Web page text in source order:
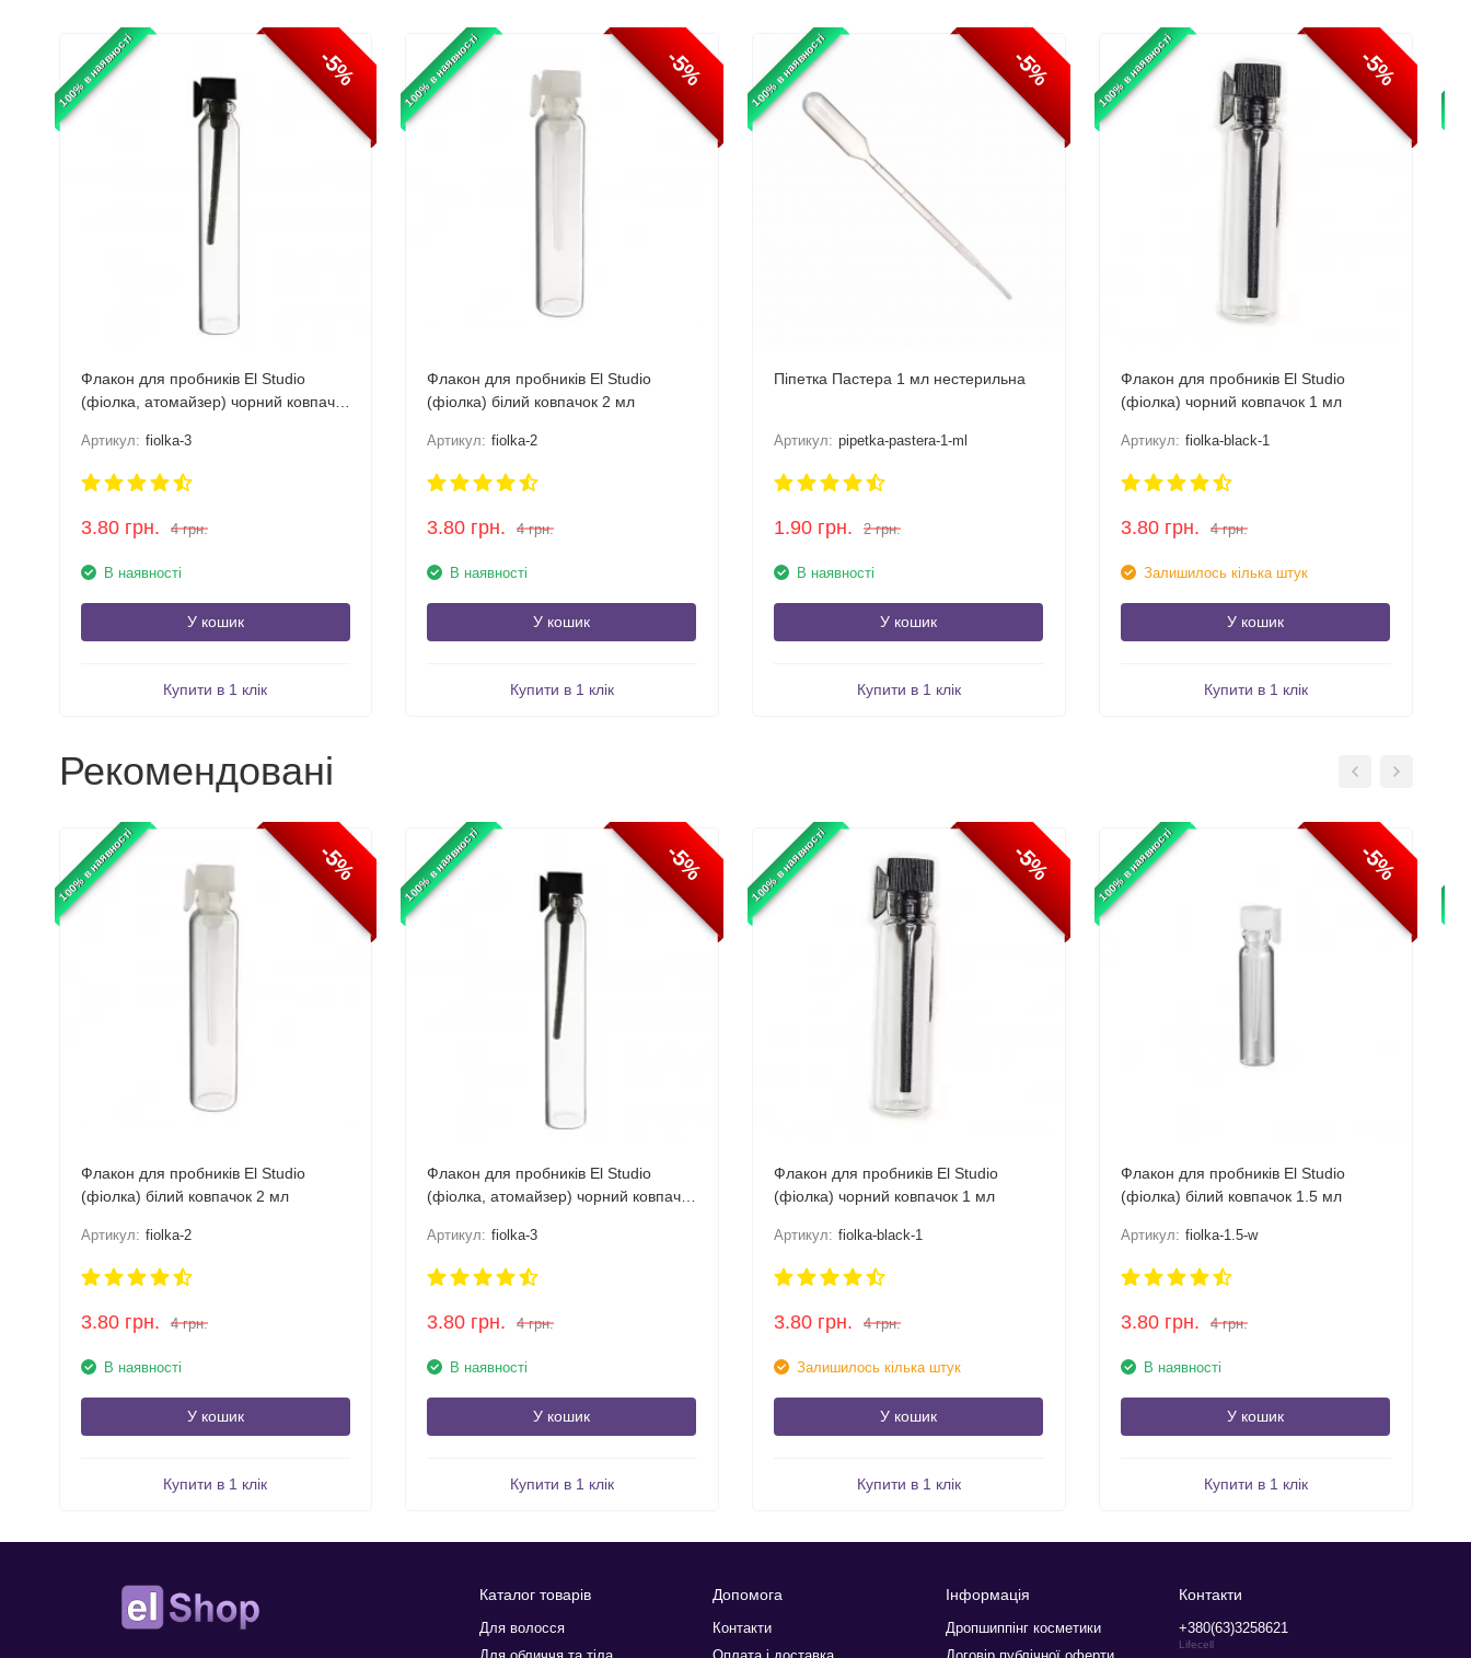
100% в наявності -5%
Флакон для пробників El Studio
(фіолка, атомайзер) чорний ковпачок
Артикул: fiolka-3
3.80 грн. 4 грн.
В наявності
У кошик
Купити в 1 клік
100% в наявності -5%
Флакон для пробників El Studio
(фіолка) білий ковпачок 2 мл
Артикул: fiolka-2
3.80 грн. 4 грн.
В наявності
У кошик
Купити в 1 клік
100% в наявності -5%
Піпетка Пастера 1 мл нестерильна
Артикул: pipetka-pastera-1-ml
1.90 грн. 2 грн.
В наявності
У кошик
Купити в 1 клік
100% в наявності -5%
Флакон для пробників El Studio
(фіолка) чорний ковпачок 1 мл
Артикул: fiolka-black-1
3.80 грн. 4 грн.
Залишилось кілька штук
У кошик
Купити в 1 клік
Рекомендовані
100% в наявності -5%
Флакон для пробників El Studio
(фіолка) білий ковпачок 2 мл
Артикул: fiolka-2
3.80 грн. 4 грн.
В наявності
У кошик
Купити в 1 клік
100% в наявності -5%
Флакон для пробників El Studio
(фіолка, атомайзер) чорний ковпачок
Артикул: fiolka-3
3.80 грн. 4 грн.
В наявності
У кошик
Купити в 1 клік
100% в наявності -5%
Флакон для пробників El Studio
(фіолка) чорний ковпачок 1 мл
Артикул: fiolka-black-1
3.80 грн. 4 грн.
Залишилось кілька штук
У кошик
Купити в 1 клік
100% в наявності -5%
Флакон для пробників El Studio
(фіолка) білий ковпачок 1.5 мл
Артикул: fiolka-1.5-w
3.80 грн. 4 грн.
В наявності
У кошик
Купити в 1 клік
Каталог товарів
Для волосся
Допомога
Контакти
Інформація
Дропшиппінг косметики
Контакти
+380(63)3258621
Lifecell